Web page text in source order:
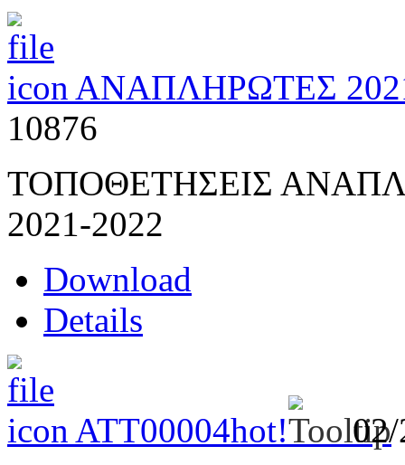
ANAΠΛΗΡΩΤΕΣ
10876
ΤΟΠΟΘΕΤΗΣΕΙΣ
2021-2022
Download
Details
ATT00004hot!